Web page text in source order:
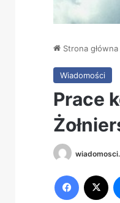
Strona główna
Wiadomości
Prace